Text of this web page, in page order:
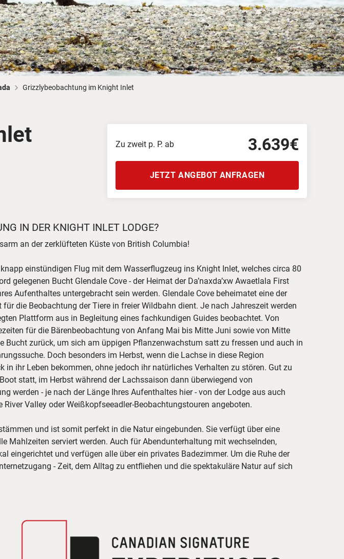
© ShaneMyersPhoto © Shutterstock
Busreisen
Skireisen
Weitere Reisearten
© Shutterstock-06pho...
Weitere Leistungen
Routen­vorschläge
CANUSA-Magazin
Insidertipps
Reisebüro-Service
Über uns
News
Häufig gestellte Fragen
Grizzlybeobachtung im Knight Inlet
Zu zweit p. P. ab 3.639€
JETZT ANGEBOT ANFRAGEN
IN DER KNIGHT INLET LODGE?
an der zerklüfteten Küste von British Columbia!
einstündigen Flug mit dem Wasserflugzeug ins Knight Inlet, welches circa 80
Bucht Glendale Cove - der Heimat der Da’naxda’xw Awaetlala First
Aufenthaltes untergebracht sein werden. Glendale Cove beheimatet eine der
die Beobachtung der Tiere in freier Wildbahn dient. Je nach Jahreszeit werden
Plattform aus in Begleitung eines fachkundigen Guides beobachtet. Von
für die Bärenbeobachtung von Anfang Mai bis Mitte Juni sowie von Mitte
zurück, um sich am üppigen Pflanzenwachstum satt zu fressen und auch in
Doch besonders im Herbst, wenn die Lachse in diese Region
ihr Leben bekommen, ohne jedoch ihr natürliches Verhalten zu stören. Gut zu
statt, im Herbst während der Lachssaison dann überwiegend von
- je nach der Länge Ihres Aufenthaltes hier - von der Lodge aus auch
Valley oder Weißkopfseeadler-Beobachtungstouren angeboten.
und ist somit perfekt in die Natur eingebunden. Sie verfügt über eine
Mahlzeiten serviert werden. Auch für Abendunterhaltung mit wechselnden,
eingerichtet und verfügen alle über ein privates Badezimmer. Um die Ruhe der
- Zeit, dem Alltag zu entfliehen und die spektakuläre Natur auf sich